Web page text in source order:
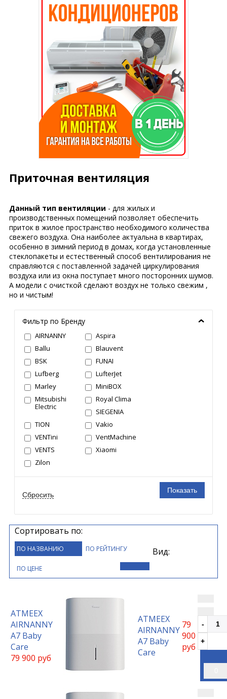
Приточная вентиляция
Данный тип вентиляции - для жилых и
производственных помещений позволяет обеспечить
приток в жилое пространство необходимого количества
свежего воздуха. Она наиболее актуальна в квартирах,
особенно в зимний период в домах, когда установленные
стеклопакеты и естественный способ вентилирования не
справляются с поставленной задачей циркулирования
воздуха или из окна поступает много посторонних шумов.
А модели с очисткой сделают воздух не только свежим ,
но и чистым!
Фильтр по Бренду
AIRNANNY
Aspira
Ballu
Blauvent
BSK
FUNAI
Lufberg
LufterJet
Marley
MiniBOX
Mitsubishi
Electric
Royal Clima
SIEGENIA
TION
Vakio
VENTini
VentMachine
VENTS
Xiaomi
Zilon
Сортировать по:
ПО НАЗВАНИЮ ПО РЕЙТИНГУ
ПО ЦЕНЕ
Вид:
ATMEEX
AIRNANNY
A7 Baby
Care
79 900 руб
ATMEEX
AIRNANNY
A7 Baby
Care
79
900
руб